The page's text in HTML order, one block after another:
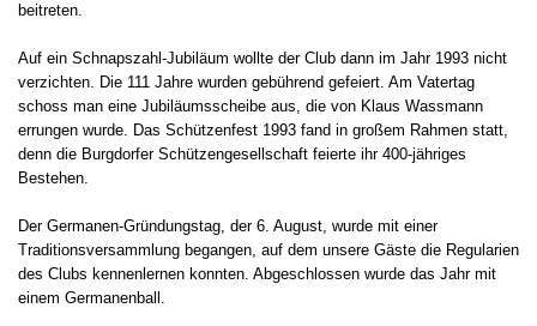
beitreten.
Auf ein Schnapszahl-Jubiläum wollte der Club dann im Jahr 1993 nicht
verzichten. Die 111 Jahre wurden gebührend gefeiert. Am Vatertag
schoss man eine Jubiläumsscheibe aus, die von Klaus Wassmann
errungen wurde. Das Schützenfest 1993 fand in großem Rahmen statt,
denn die Burgdorfer Schützengesellschaft feierte ihr 400-jähriges
Bestehen.
Der Germanen-Gründungstag, der 6. August, wurde mit einer
Traditionsversammlung begangen, auf dem unsere Gäste die Regularien
des Clubs kennenlernen konnten. Abgeschlossen wurde das Jahr mit
einem Germanenball.